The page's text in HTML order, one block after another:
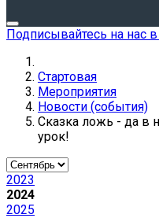
Подписывайтесь на нас
Стартовая
Мероприятия
Новости (события)
Сказка ложь - да в
урок!
2023
2024
2025